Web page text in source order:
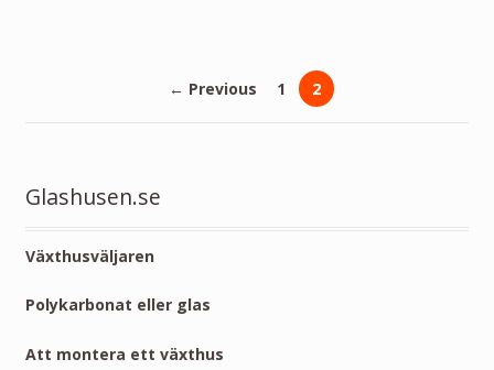
← Previous 1 2
Glashusen.se
Växthusväljaren
Polykarbonat eller glas
Att montera ett växthus